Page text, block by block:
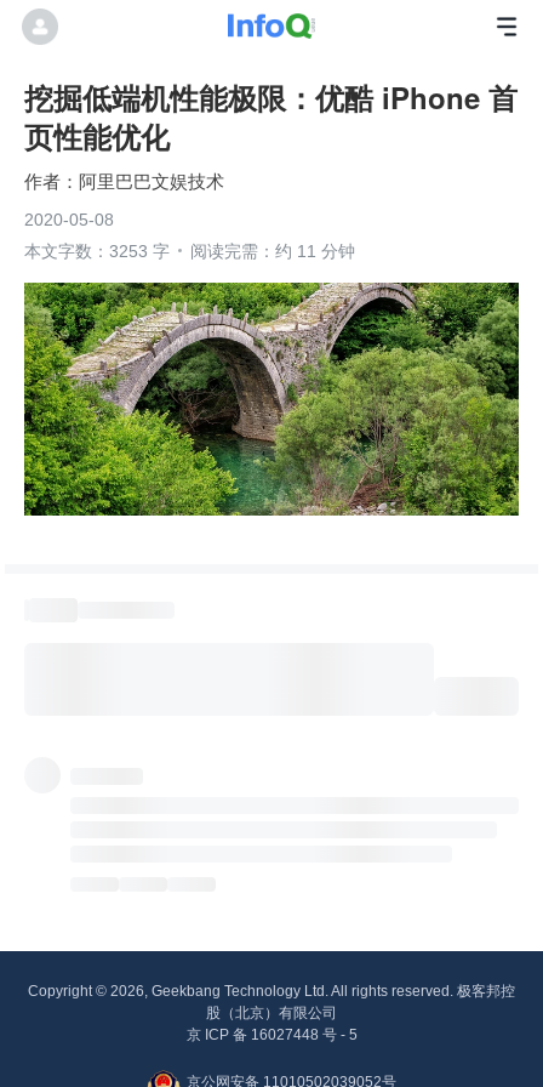
挖掘低端机性能极限：优酷 iPhone 首
页性能优化
阿里巴巴文娱技术
2020-05-08
本文字数：3253 字
阅读完需：约 11 分钟
Copyright © 2026, Geekbang Technology Ltd. All rights reserved. 极客邦控
股（北京）有限公司
京 ICP 备 16027448 号 - 5
京公网安备 11010502039052号